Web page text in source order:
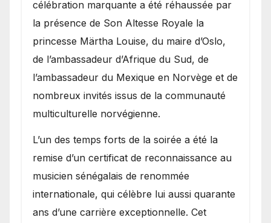
célébration marquante a été réhaussée par
la présence de Son Altesse Royale la
princesse Märtha Louise, du maire d’Oslo,
de l’ambassadeur d’Afrique du Sud, de
l’ambassadeur du Mexique en Norvège et de
nombreux invités issus de la communauté
multiculturelle norvégienne.
​L’un des temps forts de la soirée a été la
remise d’un certificat de reconnaissance au
musicien sénégalais de renommée
internationale, qui célèbre lui aussi quarante
ans d’une carrière exceptionnelle. Cet